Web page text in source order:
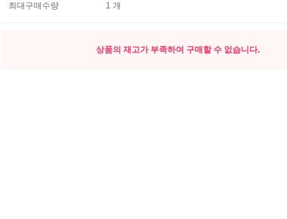
최대구매수량
1 개
상품의 재고가 부족하여 구매할 수 없습니다.